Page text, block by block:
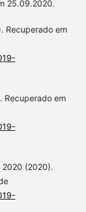
25.09.2020.
Recuperado em
Recuperado em
2020 (2020).